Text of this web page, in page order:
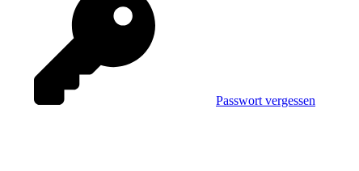
Passwort vergessen